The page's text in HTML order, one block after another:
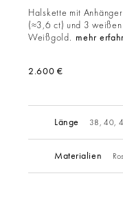
Halskette mit
(≈3,6 ct) und 3
Weißgold. mehr
2.600 €
Länge 38, 40,
Materialien